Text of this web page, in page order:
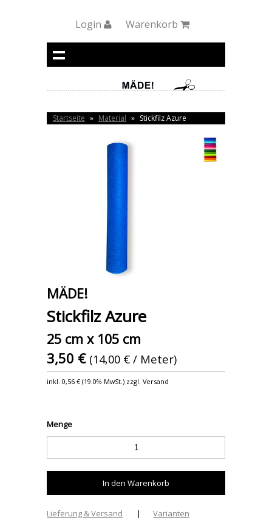
Login Warenkorb
Startseite » Material » Stickfilz Azure
MÄDE!
Stickfilz Azure
25 cm x 105 cm
3,50 € (14,00 € / Meter)
inkl.0,56 € (19.0% MwSt.) zzgl. Versand
Menge
Lieferung & Versand | Varianten